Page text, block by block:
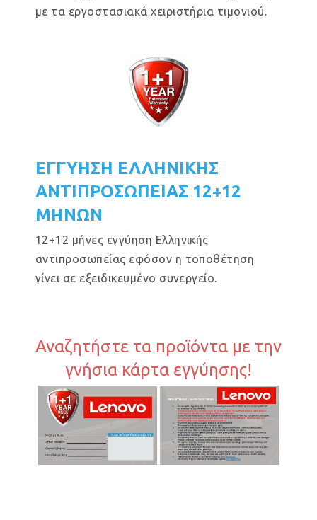
με τα εργοστασιακά χειριστήρια τιμονιού.
ΕΓΓΥΗΣΗ ΕΛΛΗΝΙΚΗΣ
ΑΝΤΙΠΡΟΣΩΠΕΙΑΣ 12+12
ΜΗΝΩΝ
12+12 μήνες εγγύηση Ελληνικής
αντιπροσωπείας εφόσον η τοποθέτηση
γίνει σε εξειδικευμένο συνεργείο.
Αναζητήστε τα προϊόντα με την
γνήσια κάρτα εγγύησης!